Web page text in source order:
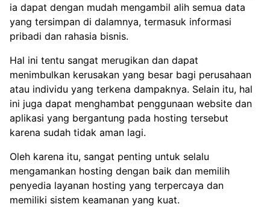
ia dapat dengan mudah mengambil alih semua data
yang tersimpan di dalamnya, termasuk informasi
pribadi dan rahasia bisnis.
Hal ini tentu sangat merugikan dan dapat
menimbulkan kerusakan yang besar bagi perusahaan
atau individu yang terkena dampaknya. Selain itu, hal
ini juga dapat menghambat penggunaan website dan
aplikasi yang bergantung pada hosting tersebut
karena sudah tidak aman lagi.
Oleh karena itu, sangat penting untuk selalu
mengamankan hosting dengan baik dan memilih
penyedia layanan hosting yang terpercaya dan
memiliki sistem keamanan yang kuat.